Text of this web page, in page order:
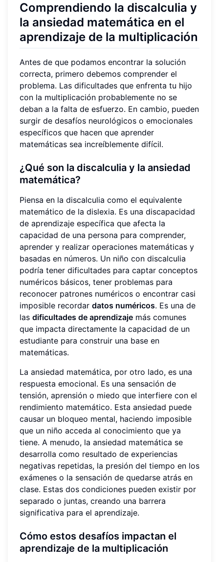
Comprendiendo la discalculia y
la ansiedad matemática en el
aprendizaje de la multiplicación
Antes de que podamos encontrar la solución
correcta, primero debemos comprender el
problema. Las dificultades que enfrenta tu hijo
con la multiplicación probablemente no se
deban a la falta de esfuerzo. En cambio, pueden
surgir de desafíos neurológicos o emocionales
específicos que hacen que aprender
matemáticas sea increíblemente difícil.
¿Qué son la discalculia y la ansiedad
matemática?
Piensa en la discalculia como el equivalente
matemático de la dislexia. Es una discapacidad
de aprendizaje específica que afecta la
capacidad de una persona para comprender,
aprender y realizar operaciones matemáticas y
basadas en números. Un niño con discalculia
podría tener dificultades para captar conceptos
numéricos básicos, tener problemas para
reconocer patrones numéricos o encontrar casi
imposible recordar datos numéricos. Es una de
las dificultades de aprendizaje más comunes
que impacta directamente la capacidad de un
estudiante para construir una base en
matemáticas.
La ansiedad matemática, por otro lado, es una
respuesta emocional. Es una sensación de
tensión, aprensión o miedo que interfiere con el
rendimiento matemático. Esta ansiedad puede
causar un bloqueo mental, haciendo imposible
que un niño acceda al conocimiento que ya
tiene. A menudo, la ansiedad matemática se
desarrolla como resultado de experiencias
negativas repetidas, la presión del tiempo en los
exámenes o la sensación de quedarse atrás en
clase. Estas dos condiciones pueden existir por
separado o juntas, creando una barrera
significativa para el aprendizaje.
Cómo estos desafíos impactan el
aprendizaje de la multiplicación